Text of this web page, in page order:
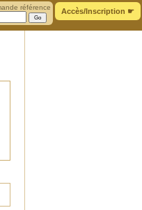
Accès/Inscription ☛
référence